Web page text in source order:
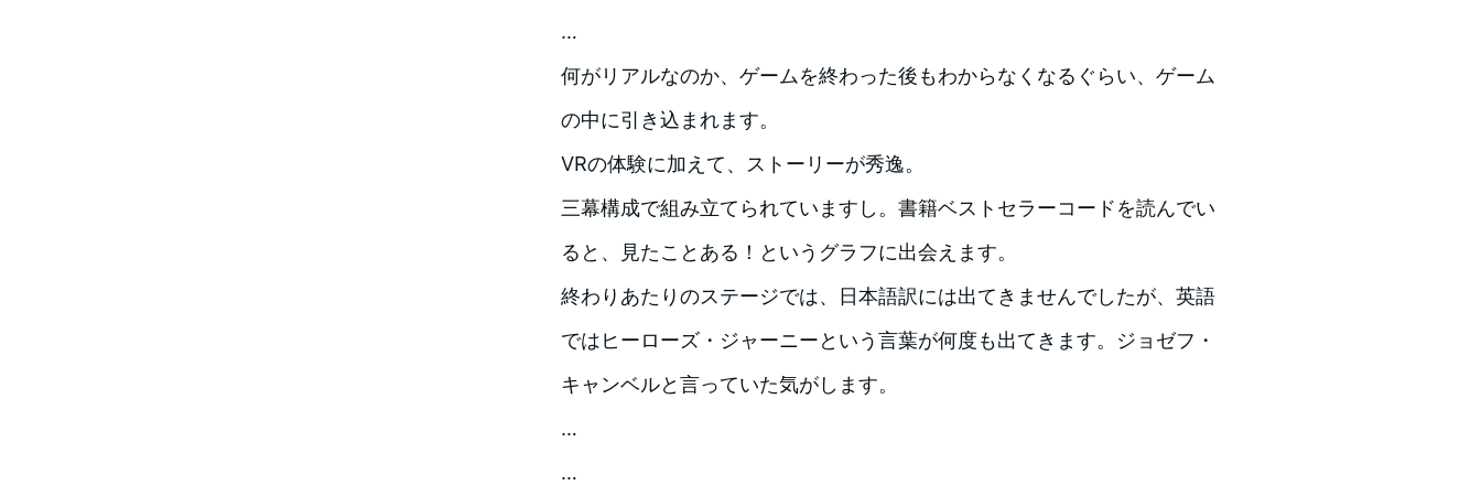
…
何がリアルなのか、ゲームを終わった後もわからなくなるぐらい、ゲーム
の中に引き込まれます。
VRの体験に加えて、ストーリーが秀逸。
三幕構成で組み立てられていますし。書籍ベストセラーコードを読んでい
ると、見たことある！というグラフに出会えます。
終わりあたりのステージでは、日本語訳には出てきませんでしたが、英語
ではヒーローズ・ジャーニーという言葉が何度も出てきます。ジョゼフ・
キャンベルと言っていた気がします。
…
…